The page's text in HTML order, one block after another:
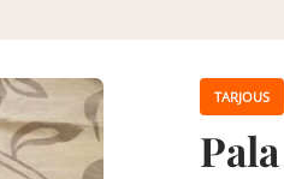
TARJOUS